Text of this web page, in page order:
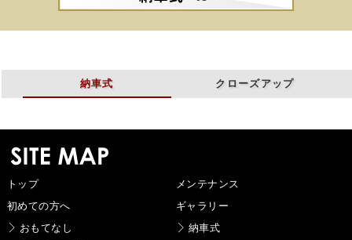
納車式 クローズアップ
トップ
初めての方へ
おもてなし
メンテナンス
ギャラリー
納車式